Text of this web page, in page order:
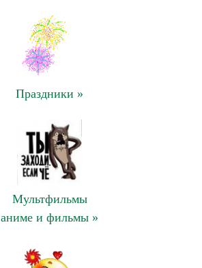
Праздники »
Мультфильмы
аниме и фильмы »